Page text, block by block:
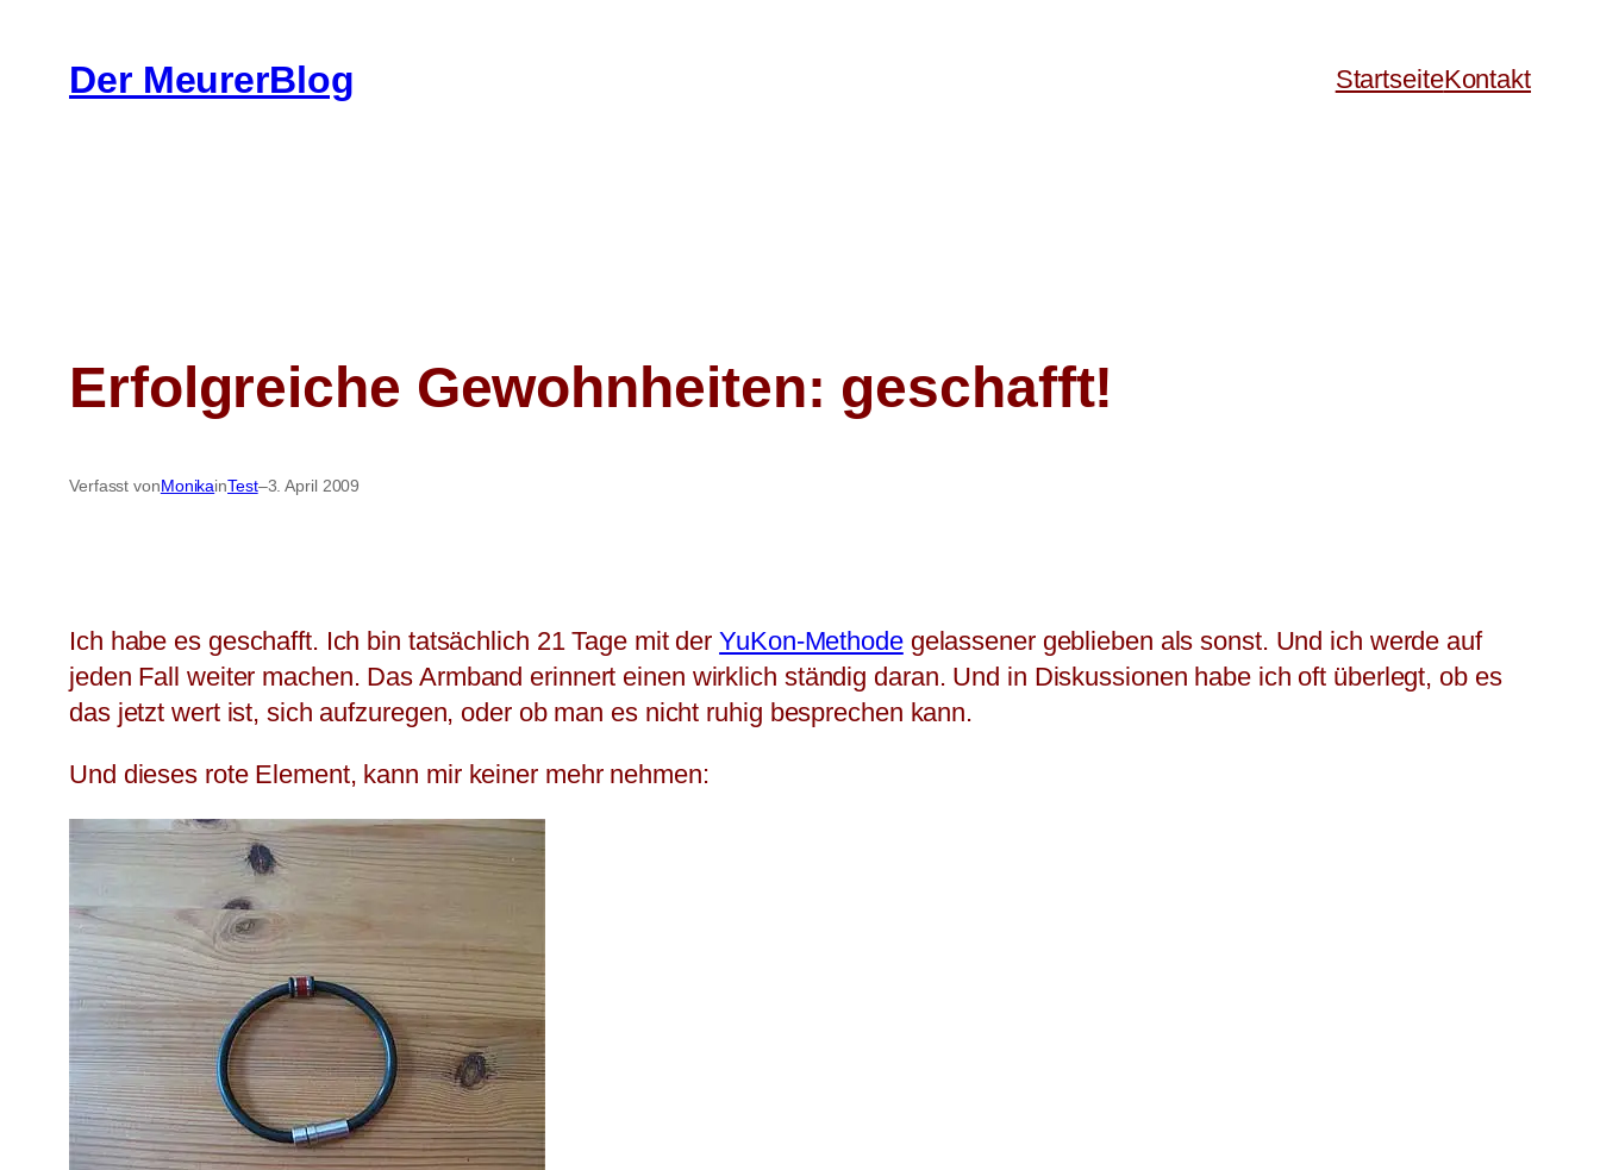
springenDer MeurerBlog StartseiteKontakt
Erfolgreiche Gewohnheiten: geschafft!
Verfasst vonMonikainTest–3. April 2009
Ich habe es geschafft. Ich bin tatsächlich 21 Tage mit derYuKon-Methodegelassener geblieben als sonst. Und ich werde auf
jeden Fall weiter machen. Das Armband erinnert einen wirklich ständig daran. Und in Diskussionen habe ich oft überlegt, ob es
das jetzt wert ist, sich aufzuregen, oder ob man es nicht ruhig besprechen kann.
Und dieses rote Element, kann mir keiner mehr nehmen: